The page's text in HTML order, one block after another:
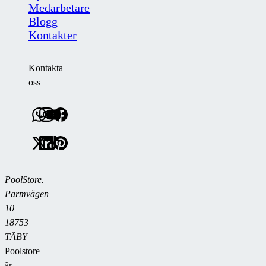
Medarbetare
Blogg
Kontakter
Kontakta
oss
PoolStore.
Parmvägen
10
18753
TÄBY
Poolstore